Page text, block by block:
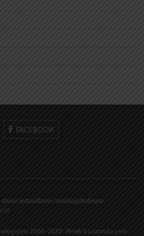
FACEBOOK
daimi xidmətlərin rəsmiləşdirilməsi
2026–2030: Əmək bazarında yeni